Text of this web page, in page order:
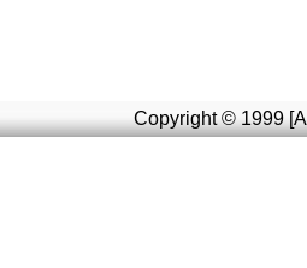
Copyright © 1999